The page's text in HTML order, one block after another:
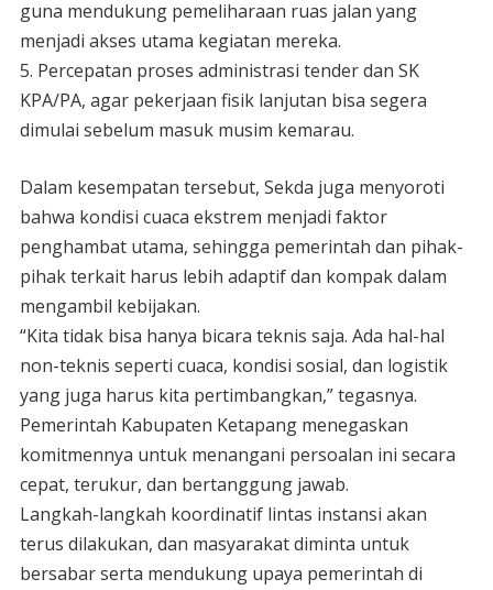
guna mendukung pemeliharaan ruas jalan yang
menjadi akses utama kegiatan mereka.
5. Percepatan proses administrasi tender dan SK
KPA/PA, agar pekerjaan fisik lanjutan bisa segera
dimulai sebelum masuk musim kemarau.
Dalam kesempatan tersebut, Sekda juga menyoroti
bahwa kondisi cuaca ekstrem menjadi faktor
penghambat utama, sehingga pemerintah dan pihak-
pihak terkait harus lebih adaptif dan kompak dalam
mengambil kebijakan.
“Kita tidak bisa hanya bicara teknis saja. Ada hal-hal
non-teknis seperti cuaca, kondisi sosial, dan logistik
yang juga harus kita pertimbangkan,” tegasnya.
Pemerintah Kabupaten Ketapang menegaskan
komitmennya untuk menangani persoalan ini secara
cepat, terukur, dan bertanggung jawab.
Langkah-langkah koordinatif lintas instansi akan
terus dilakukan, dan masyarakat diminta untuk
bersabar serta mendukung upaya pemerintah di